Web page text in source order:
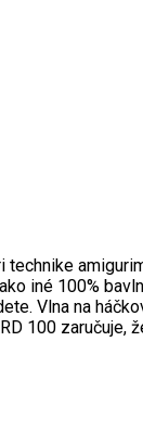
technike
iné 100%
Vlna na
100